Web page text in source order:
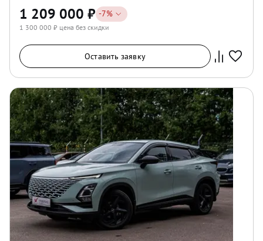
1 209 000 ₽ -7%
1 300 000 ₽ цена без скидки
Оставить заявку